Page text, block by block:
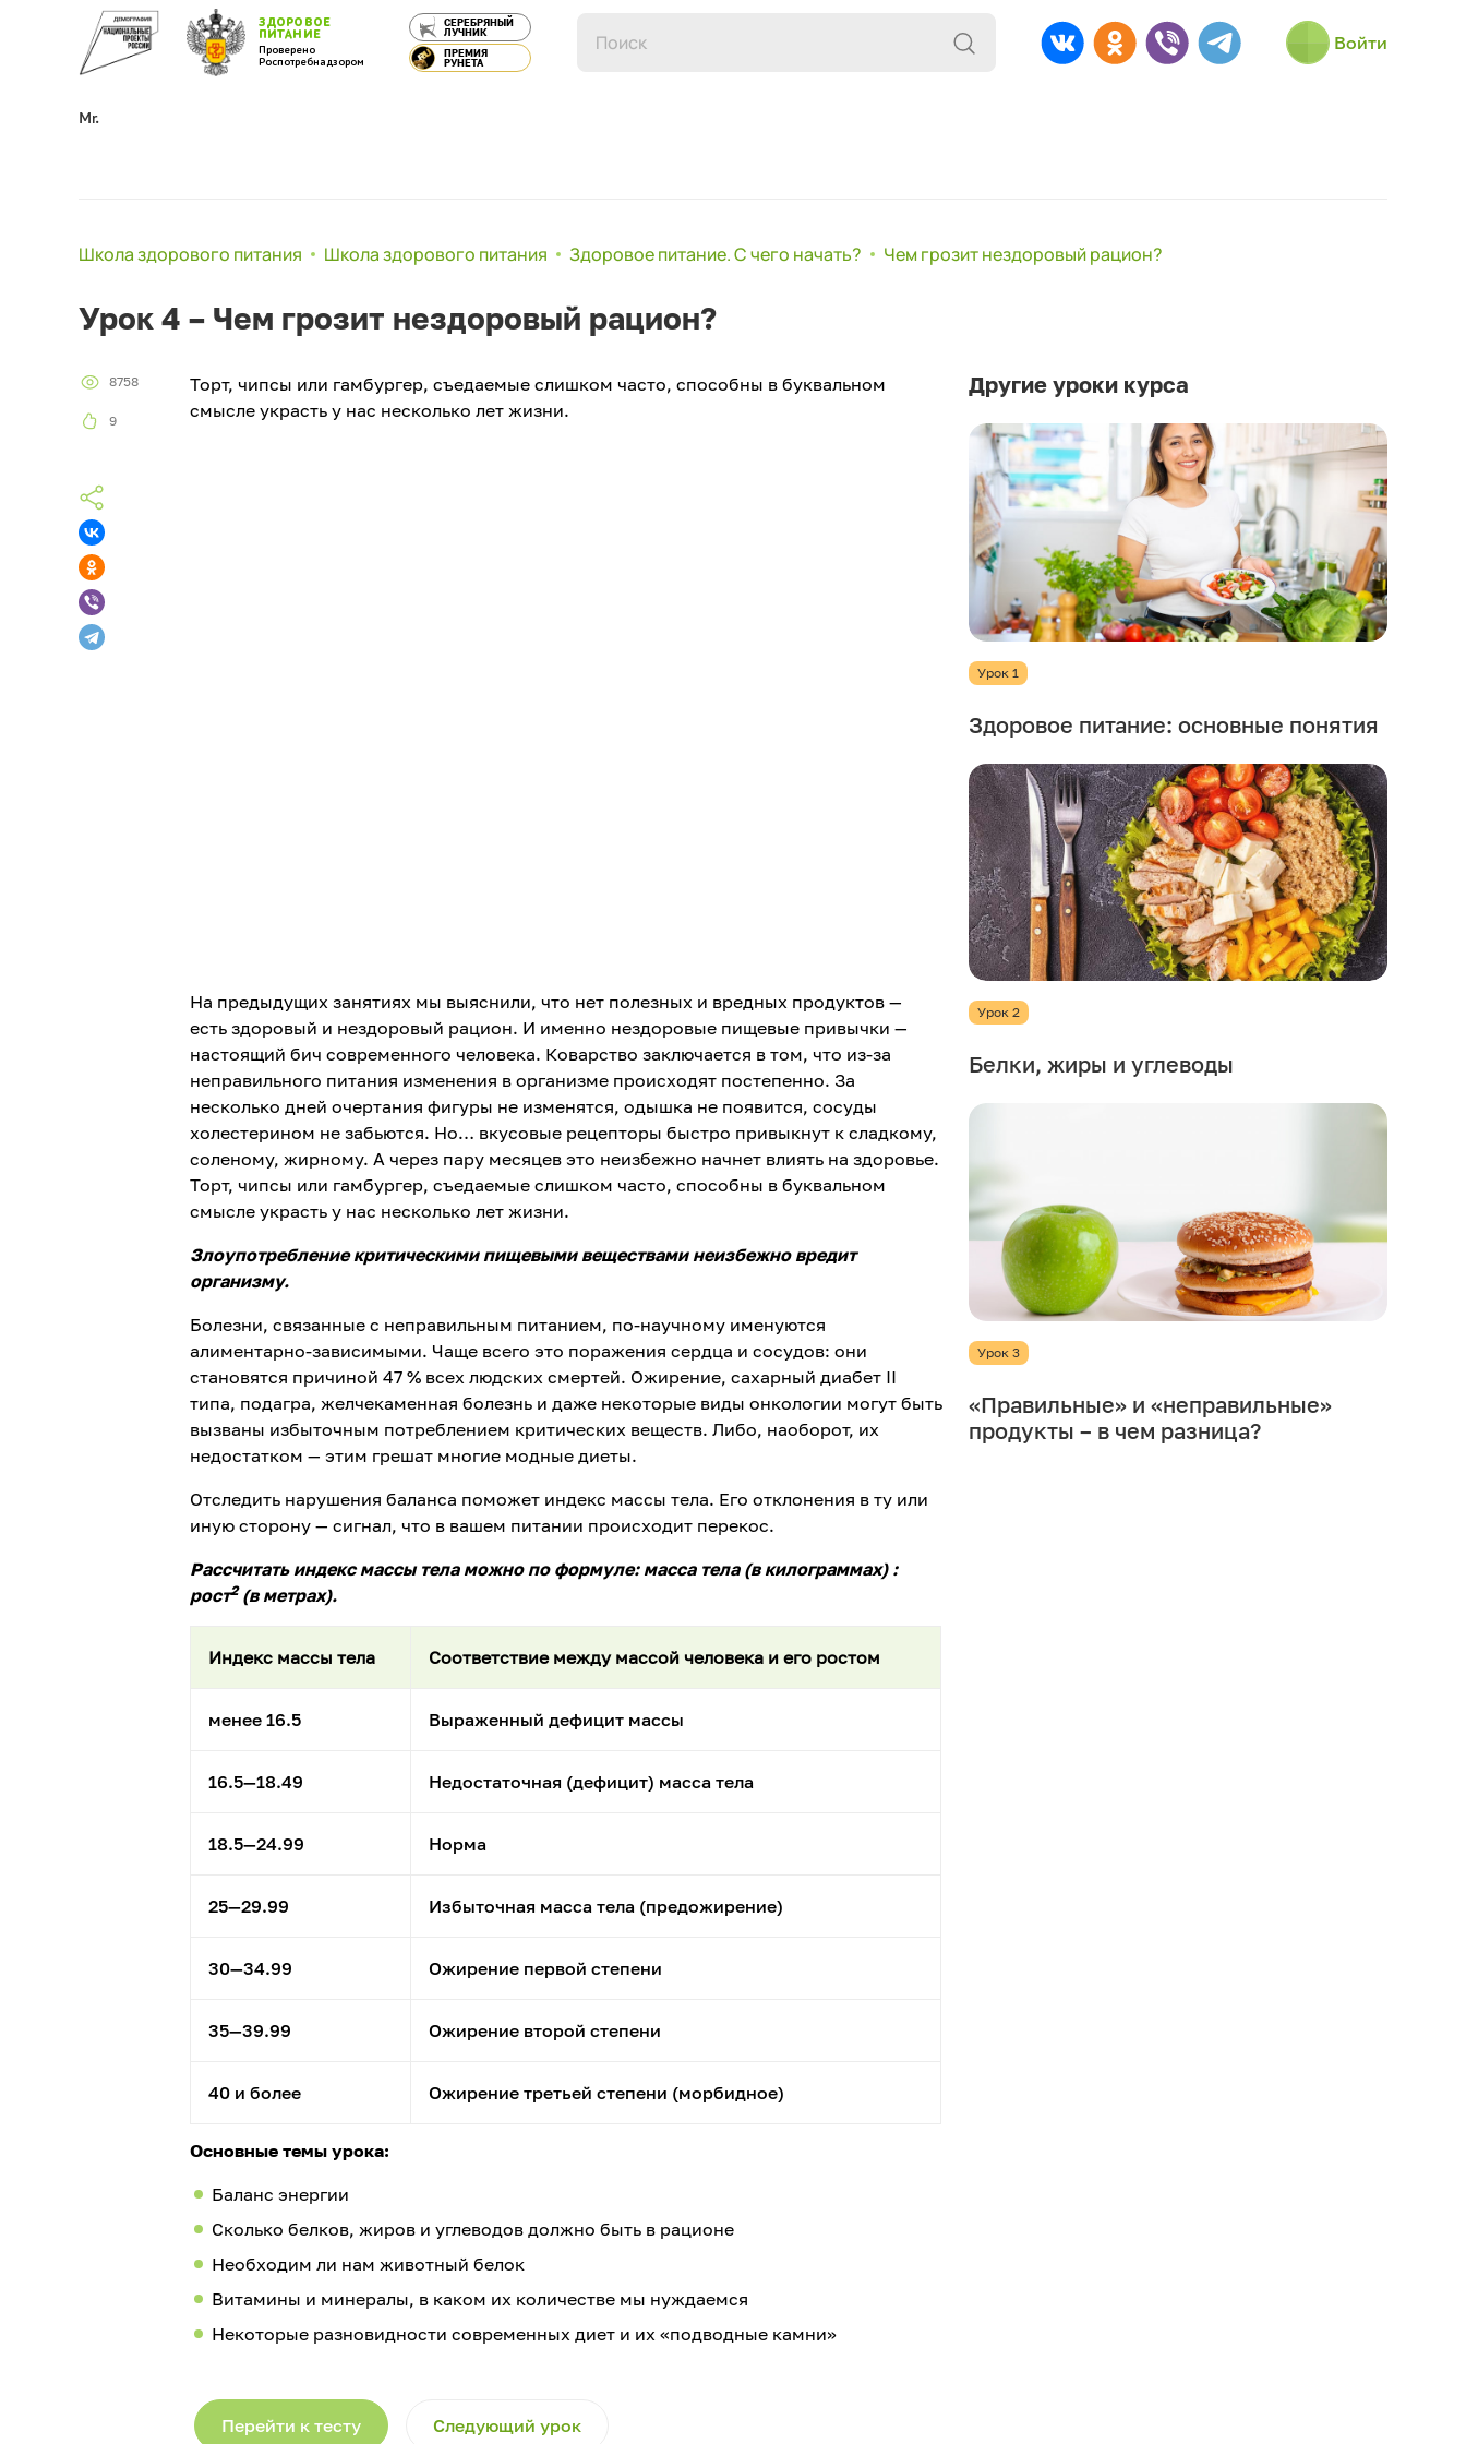
ЗДОРОВОЕ
ПИТАНИЕ
Проверено
Роспотребнадзором
СЕРЕБРЯНЫЙ
ЛУЧНИК
ПРЕМИЯ
РУНЕТА
Войти
Mr.
Школа здорового питания Школа здорового питания Здоровое питание. С чего начать? Чем грозит нездоровый рацион?
Урок 4 – Чем грозит нездоровый рацион?
8758
9
Другие уроки курса
Урок 1
Здоровое питание: основные понятия
Урок 2
Белки, жиры и углеводы
Урок 3
«Правильные» и «неправильные»
продукты – в чем разница?
Торт, чипсы или гамбургер, съедаемые слишком часто, способны в буквальном
смысле украсть у нас несколько лет жизни.
На предыдущих занятиях мы выяснили, что нет полезных и вредных продуктов —
есть здоровый и нездоровый рацион. И именно нездоровые пищевые привычки —
настоящий бич современного человека. Коварство заключается в том, что из-за
неправильного питания изменения в организме происходят постепенно. За
несколько дней очертания фигуры не изменятся, одышка не появится, сосуды
холестерином не забьются. Но… вкусовые рецепторы быстро привыкнут к сладкому,
соленому, жирному. А через пару месяцев это неизбежно начнет влиять на здоровье.
Торт, чипсы или гамбургер, съедаемые слишком часто, способны в буквальном
смысле украсть у нас несколько лет жизни.
Злоупотребление критическими пищевыми веществами неизбежно вредит
организму.
Болезни, связанные с неправильным питанием, по-научному именуются
алиментарно-зависимыми. Чаще всего это поражения сердца и сосудов: они
становятся причиной 47 % всех людских смертей. Ожирение, сахарный диабет II
типа, подагра, желчекаменная болезнь и даже некоторые виды онкологии могут быть
вызваны избыточным потреблением критических веществ. Либо, наоборот, их
недостатком — этим грешат многие модные диеты.
Отследить нарушения баланса поможет индекс массы тела. Его отклонения в ту или
иную сторону — сигнал, что в вашем питании происходит перекос.
Рассчитать индекс массы тела можно по формуле: масса тела (в килограммах) :
рост2(в метрах).
Индекс массы тела Соответствие между массой человека и его ростом
менее 16.5 Выраженный дефицит массы
16.5—18.49 Недостаточная (дефицит) масса тела
18.5—24.99 Норма
25—29.99 Избыточная масса тела (предожирение)
30—34.99 Ожирение первой степени
35—39.99 Ожирение второй степени
40 и более Ожирение третьей степени (морбидное)
Основные темы урока:
Баланс энергии
Сколько белков, жиров и углеводов должно быть в рационе
Необходим ли нам животный белок
Витамины и минералы, в каком их количестве мы нуждаемся
Некоторые разновидности современных диет и их «подводные камни»
Перейти к тесту Следующий урок